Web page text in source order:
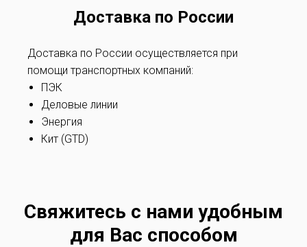
Доставка по России
Доставка по России осуществляется при
помощи транспортных компаний:
ПЭК
Деловые линии
Энергия
Кит (GTD)
Свяжитесь с нами удобным
для Вас способом